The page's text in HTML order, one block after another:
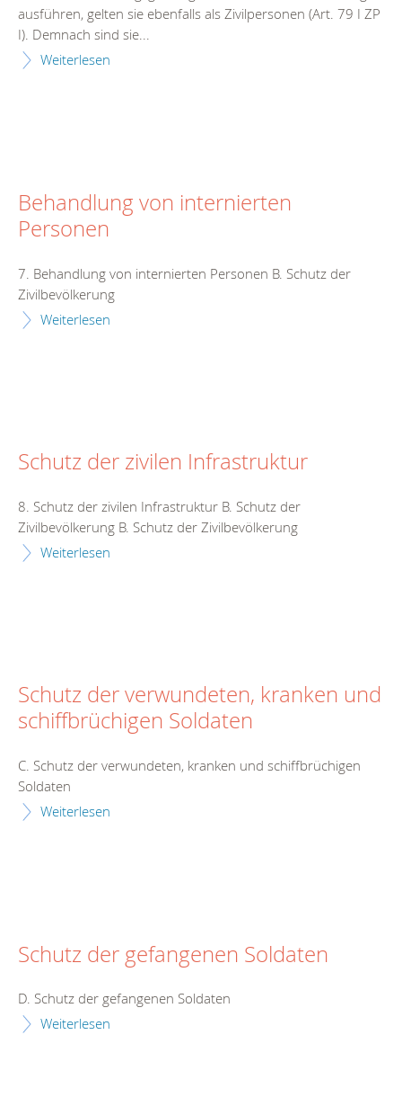
ausführen, gelten sie ebenfalls als Zivilpersonen (Art. 79 I ZP
I). Demnach sind sie...
Weiterlesen
Behandlung von internierten
Personen
7. Behandlung von internierten Personen B. Schutz der
Zivilbevölkerung
Weiterlesen
Schutz der zivilen Infrastruktur
8. Schutz der zivilen Infrastruktur B. Schutz der
Zivilbevölkerung B. Schutz der Zivilbevölkerung
Weiterlesen
Schutz der verwundeten, kranken und
schiffbrüchigen Soldaten
C. Schutz der verwundeten, kranken und schiffbrüchigen
Soldaten
Weiterlesen
Schutz der gefangenen Soldaten
D. Schutz der gefangenen Soldaten
Weiterlesen